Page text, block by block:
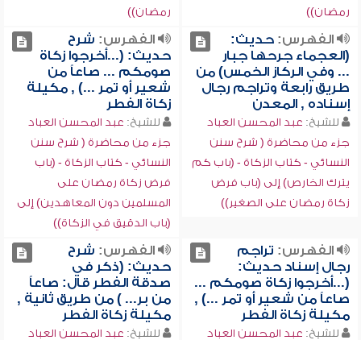
رمضان))
رمضان))
الفهرس:حديث:
(العجماء جرحها جبار
... وفي الركاز الخمس) من
طريق رابعة وتراجم رجال
إسناده , المعدن
للشيخ: عبد المحسن العباد
جزء من محاضرة ( شرح سنن
النسائي - كتاب الزكاة - (باب كم
يترك الخارص) إلى (باب فرض
زكاة رمضان على الصغير))
الفهرس: شرح
حديث: (...أخرجوا زكاة
صومكم ... صاعاً من
شعير أو تمر ...) , مكيلة
زكاة الفطر
للشيخ: عبد المحسن العباد
جزء من محاضرة ( شرح سنن
النسائي - كتاب الزكاة - (باب
فرض زكاة رمضان على
المسلمين دون المعاهدين) إلى
(باب الدقيق في الزكاة))
الفهرس: تراجم
رجال إسناد حديث:
(...أخرجوا زكاة صومكم ...
صاعاً من شعير أو تمر ...) ,
مكيلة زكاة الفطر
للشيخ: عبد المحسن العباد
الفهرس: شرح
حديث: (ذكر في
صدقة الفطر قال: صاعاً
من بر... ) من طريق ثانية ,
مكيلة زكاة الفطر
للشيخ: عبد المحسن العباد